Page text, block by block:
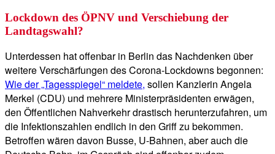
Lockdown des ÖPNV und Verschiebung der
Landtagswahl?
Unterdessen hat offenbar in Berlin das Nachdenken über
weitere Verschärfungen des Corona-Lockdowns begonnen:
Wie der „Tagesspiegel“ meldete, sollen Kanzlerin Angela
Merkel (CDU) und mehrere Ministerpräsidenten erwägen,
den Öffentlichen Nahverkehr drastisch herunterzufahren, um
die Infektionszahlen endlich in den Griff zu bekommen.
Betroffen wären davon Busse, U-Bahnen, aber auch die